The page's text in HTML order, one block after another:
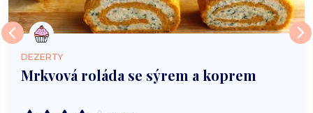
DEZERTY
Mrkvová roláda se sýrem a koprem